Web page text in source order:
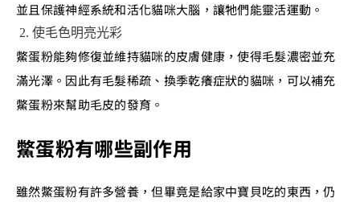
並且保護神經系統和活化貓咪大腦，讓牠們能靈活運動。
使毛色明亮光彩
鱉蛋粉能夠修復並維持貓咪的皮膚健康，使得毛髮濃密並充
滿光澤。因此有毛髮稀疏、換季乾癢症狀的貓咪，可以補充
鱉蛋粉來幫助毛皮的發育。
鱉蛋粉有哪些副作用
雖然鱉蛋粉有許多營養，但畢竟是給家中寶貝吃的東西，仍